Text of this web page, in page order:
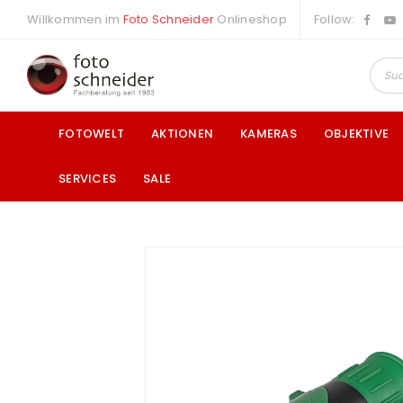
Willkommen im Foto Schneider Onlineshop Follow:
FOTOWELT AKTIONEN KAMERAS OBJEKTIVE
SERVICES SALE